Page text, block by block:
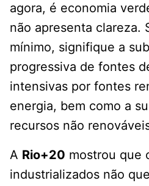
agora, é economia
não apresenta clareza.
mínimo, signifique a
progressiva de fontes
intensivas por fontes
energia, bem como a
recursos não
A Rio+20 mostrou que
industrializados não